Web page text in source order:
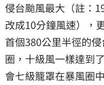
侵台颱風最大（註：
改成10分鐘風速），
首個380公里半徑的
圈，十級風一樣達到
會七級籠罩在暴風圈